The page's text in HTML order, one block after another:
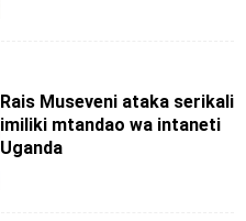
Rais Museveni ataka serikali
imiliki mtandao wa intaneti
Uganda